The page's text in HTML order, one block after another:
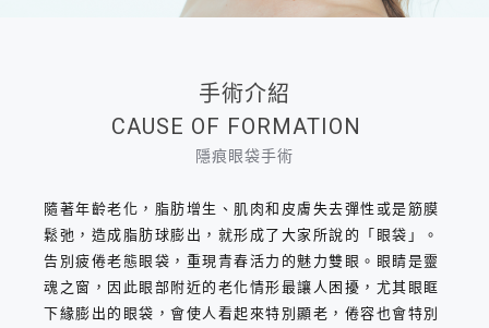
手術介紹
CAUSE OF FORMATION
隱痕眼袋手術
隨著年齡老化，脂肪增生、肌肉和皮膚失去彈性或是筋膜
鬆弛，造成脂肪球膨出，就形成了大家所說的「眼袋」。
告別疲倦老態眼袋，重現青春活力的魅力雙眼。眼睛是靈
魂之窗，因此眼部附近的老化情形最讓人困擾，尤其眼眶
下緣膨出的眼袋，會使人看起來特別顯老，倦容也會特別